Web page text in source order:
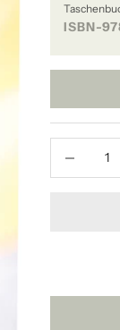
ISBN-